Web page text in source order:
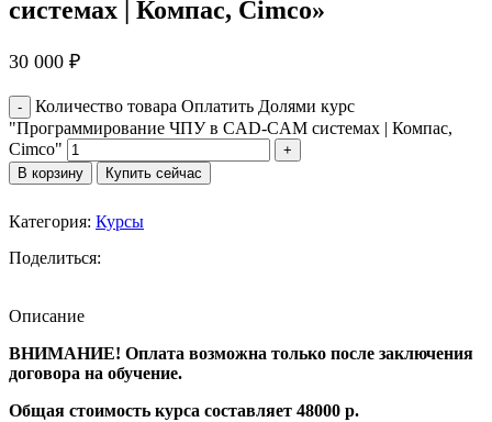
системах | Компас, Cimco»
30 000 ₽
Количество товара Оплатить Долями курс
"Программирование ЧПУ в CAD-CAM системах | Компас,
Cimco"
В корзину Купить сейчас
Категория: Курсы
Поделиться:
Описание
ВНИМАНИЕ! Оплата возможна только после заключения
договора на обучение.
Общая стоимость курса составляет 48000 р.